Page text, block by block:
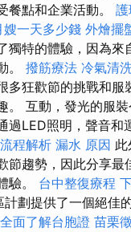
餐點和企業活動。
嫂一天多少錢 外燴擺
獨特的體驗，因為來
。 撥筋療法 冷氣清
多狂歡節的挑戰和服
。 互動，發光的服
過LED照明，聲音和
程解析 漏水 原因
節趨勢，因此分享最
驗。 台中整復療程
計劃提供了一個絕佳
全面了解台胞證 苗栗